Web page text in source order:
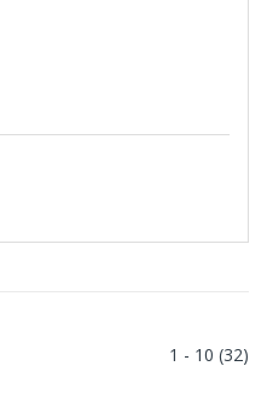
1 - 10 (32)